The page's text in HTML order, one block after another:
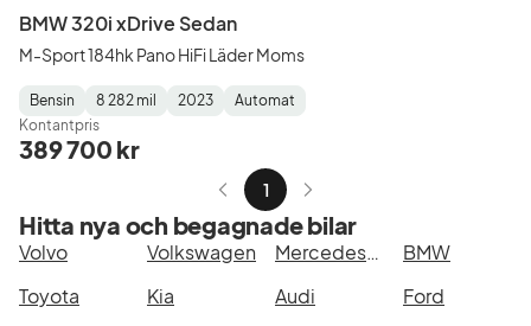
BMW 320i xDrive Sedan
M-Sport 184hk Pano HiFi Läder Moms
Fuel
Type:
Bensin
Mätarställning:
8 282 mil
Model
Year:
2023
Gearbox
Type:
Automat
Kontantpris
389 700 kr
1
Hitta nya och begagnade bilar
Volvo Volkswagen Mercedes-Benz
BMW
Toyota
Kia Audi
Ford